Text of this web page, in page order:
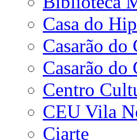
Casa do
Casarão do
Casarão do
Centro
CEU Vila
Ciarte